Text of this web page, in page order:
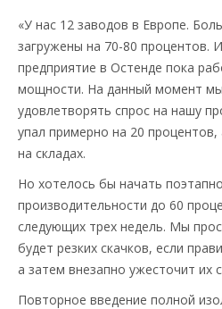
«У нас 12 заводов в Европе.
загружены на 70-80 процентов.
предприятие в Остенде пока
мощности. На данный момент
удовлетворять спрос на нашу
упал примерно на 20
на складах.
Но хотелось бы начать
производительности до 60
следующих трех недель. Мы
будет резких скачков, если
а затем внезапно ужесточит их
Повторное введение полной